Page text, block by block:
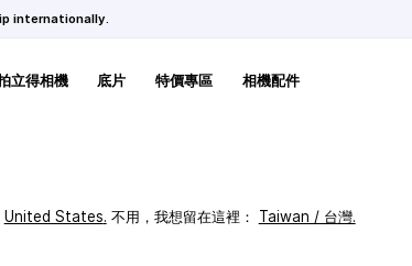
internationally.
立得相機 底片 特價專區 相機配件
United States. 不用，我想留在這裡： Taiwan / 台灣.